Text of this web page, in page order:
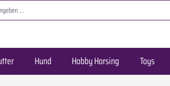
Hund Hobby Horsing Toys